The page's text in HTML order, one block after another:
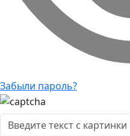
Забыли пароль?